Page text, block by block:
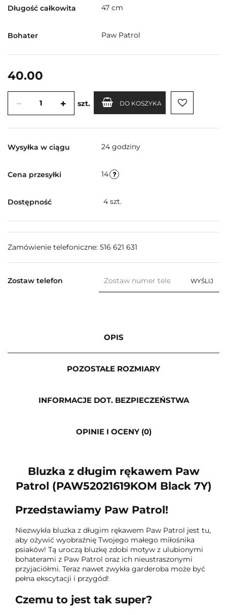
Długość całkowita 47 cm
Bohater Paw Patrol
40.00
szt. DO KOSZYKA
Wysyłka w ciągu 24 godziny
Cena przesyłki 14
Dostępność 4 szt.
Zamówienie telefoniczne: 516 621 631
Zostaw telefon WYŚLIJ
OPIS
POZOSTAŁE ROZMIARY
INFORMACJE DOT. BEZPIECZEŃSTWA
OPINIE I OCENY (0)
Bluzka z długim rękawem Paw
Patrol (PAW52021619KOM Black 7Y)
Przedstawiamy Paw Patrol!
Niezwykła bluzka z długim rękawem Paw Patrol jest tu,
aby ożywić wyobraźnię Twojego małego miłośnika
psiaków! Tą uroczą bluzkę zdobi motyw z ulubionymi
bohaterami z Paw Patrol oraz ich nieustraszonymi
przyjaciółmi. Teraz nawet zwykła garderoba może być
pełna ekscytacji i przygód!
Czemu to jest tak super?